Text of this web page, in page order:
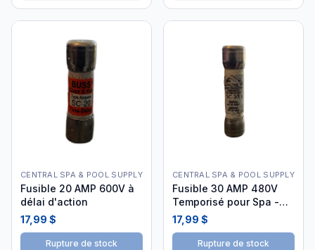
CENTRAL SPA & POOL SUPPLY
Fusible 20 AMP 600V à
délai d'action
17,99 $
Rupture de stock
CENTRAL SPA & POOL SUPPLY
Fusible 30 AMP 480V
Temporisé pour Spa -
SC30
17,99 $
Rupture de stock